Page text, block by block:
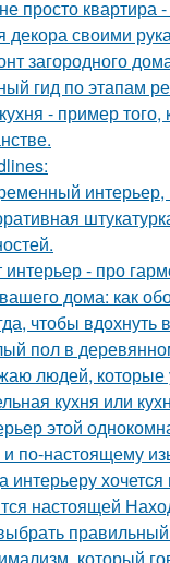
просто квартира
декора своими
загородного
гид по этапам
- пример
интерьер,
интерьер - про
дома: как
чтобы
пол в
людей, которые
кухня или
этой
и по-настоящему
интерьеру
настоящей